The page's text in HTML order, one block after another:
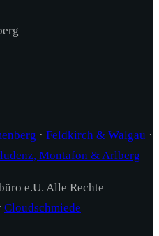
· Feldkirch & Walgau ·
Montafon & Arlberg
e.U. Alle Rechte
Cloudschmiede